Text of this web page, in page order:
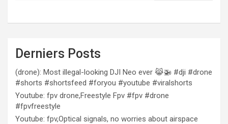
Derniers Posts
(drone): Most illegal-looking DJI Neo ever 😹🚁 #dji #drone
#shorts #shortsfeed #foryou #youtube #viralshorts
Youtube: fpv drone,Freestyle Fpv #fpv #drone
#fpvfreestyle
Youtube: fpv,Optical signals, no worries about airspace